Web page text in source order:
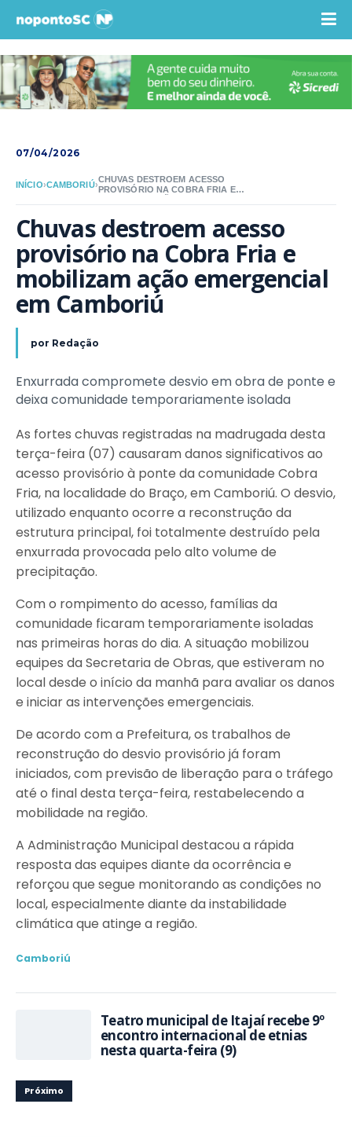
07/04/2026
INÍCIO›CAMBORIÚ›
CHUVAS DESTROEM ACESSO
PROVISÓRIO NA COBRA FRIA E
Chuvas destroem acesso
provisório na Cobra Fria e
mobilizam ação emergencial
em Camboriú
por Redação
Enxurrada compromete desvio em obra de ponte e
deixa comunidade temporariamente isolada
As fortes chuvas registradas na madrugada desta
terça-feira (07) causaram danos significativos ao
acesso provisório à ponte da comunidade Cobra
Fria, na localidade do Braço, em Camboriú. O desvio,
utilizado enquanto ocorre a reconstrução da
estrutura principal, foi totalmente destruído pela
enxurrada provocada pelo alto volume de
precipitação.
Com o rompimento do acesso, famílias da
comunidade ficaram temporariamente isoladas
nas primeiras horas do dia. A situação mobilizou
equipes da Secretaria de Obras, que estiveram no
local desde o início da manhã para avaliar os danos
e iniciar as intervenções emergenciais.
De acordo com a Prefeitura, os trabalhos de
reconstrução do desvio provisório já foram
iniciados, com previsão de liberação para o tráfego
até o final desta terça-feira, restabelecendo a
mobilidade na região.
A Administração Municipal destacou a rápida
resposta das equipes diante da ocorrência e
reforçou que segue monitorando as condições no
local, especialmente diante da instabilidade
climática que atinge a região.
Camboriú
Teatro municipal de Itajaí recebe 9º
encontro internacional de etnias
nesta quarta-feira (9)
Próximo